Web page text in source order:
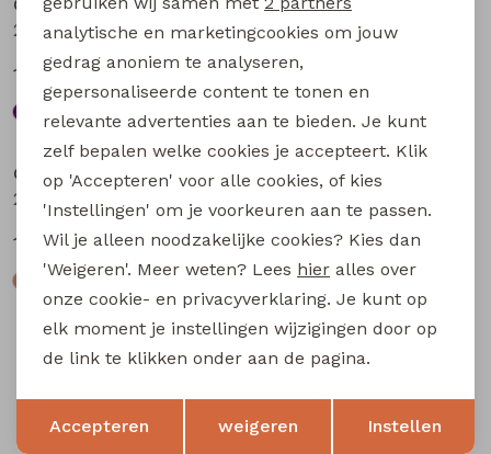
City Life
211571A-01* W20016 dames T-shirt km bruin
13,49
17,99
City Life
13,49
Sale
City Life
14,99 19,99
City Life
14,99 19,99
Snelle en betrouwbare levering
Terug Opslaan
analytische en marketingcookies om jouw
gedrag anoniem te analyseren,
gepersonaliseerde content te tonen en
relevante advertenties aan te bieden. Je kunt
zelf bepalen welke cookies je accepteert. Klik
op 'Accepteren' voor alle cookies, of kies
'Instellingen' om je voorkeuren aan te passen.
Wil je alleen noodzakelijke cookies? Kies dan
'Weigeren'. Meer weten? Lees hier alles over
onze cookie- en privacyverklaring. Je kunt op
elk moment je instellingen wijzigingen door op
de link te klikken onder aan de pagina.
Accepteren weigeren Instellen